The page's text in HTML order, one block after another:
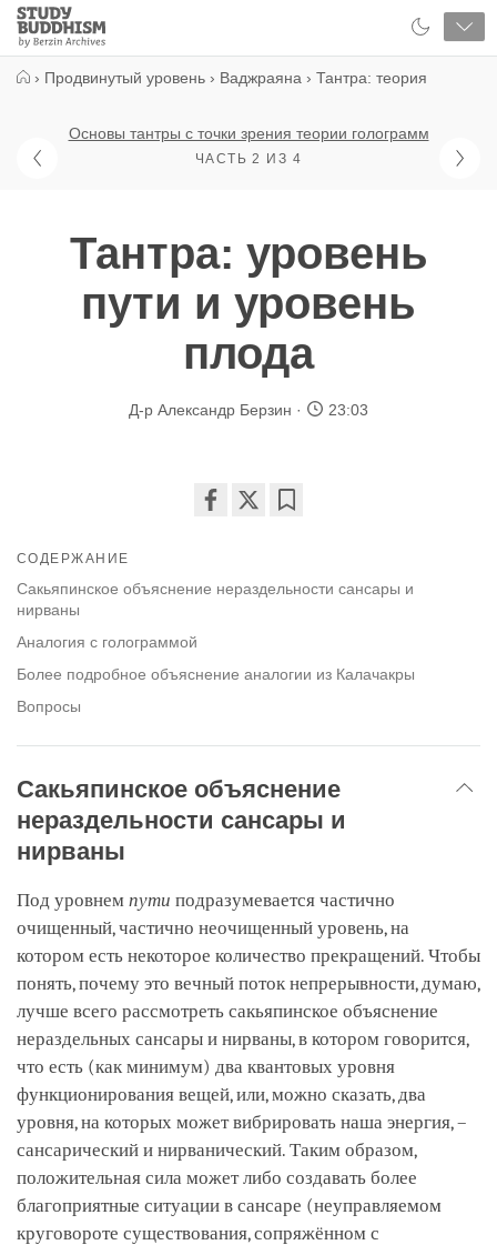
Close
Study
Buddhism
› Продвинутый уровень › Ваджраяна › Тантра: теория
Основы тантры с точки зрения теории голограмм
ЧАСТЬ 2 ИЗ 4
Тантра: уровень
пути и уровень
плода
Д-р Александр Берзин 23:03
СОДЕРЖАНИЕ
Сакьяпинское объяснение нераздельности сансары и
нирваны
Аналогия с голограммой
Более подробное объяснение аналогии из Калачакры
Вопросы
Сакьяпинское объяснение
нераздельности сансары и
нирваны
Под уровнем пути подразумевается частично
очищенный, частично неочищенный уровень, на
котором есть некоторое количество прекращений. Чтобы
понять, почему это вечный поток непрерывности, думаю,
лучше всего рассмотреть сакьяпинское объяснение
нераздельных сансары и нирваны, в котором говорится,
что есть (как минимум) два квантовых уровня
функционирования вещей, или, можно сказать, два
уровня, на которых может вибрировать наша энергия, –
сансарический и нирванический. Таким образом,
положительная сила может либо создавать более
благоприятные ситуации в сансаре (неуправляемом
круговороте существования, сопряжённом с